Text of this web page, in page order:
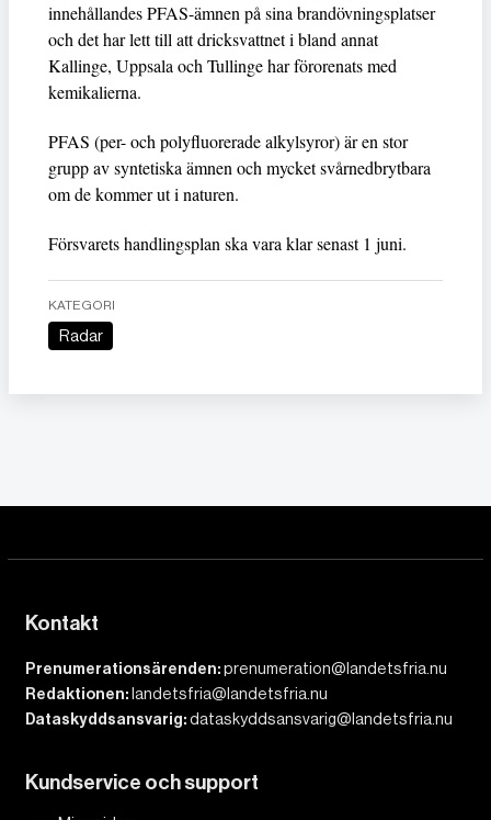
innehållandes PFAS-ämnen på sina brandövningsplatser
och det har lett till att dricksvattnet i bland annat
Kallinge, Uppsala och Tullinge har förorenats med
kemikalierna.
PFAS (per- och polyfluorerade alkylsyror) är en stor
grupp av syntetiska ämnen och mycket svårnedbrytbara
om de kommer ut i naturen.
Försvarets handlingsplan ska vara klar senast 1 juni.
KATEGORI
Radar
Kontakt
Prenumerationsärenden:prenumeration@landetsfria.nu
Redaktionen: landetsfria@landetsfria.nu
Dataskyddsansvarig:dataskyddsansvarig@landetsfria.nu
Kundservice och support